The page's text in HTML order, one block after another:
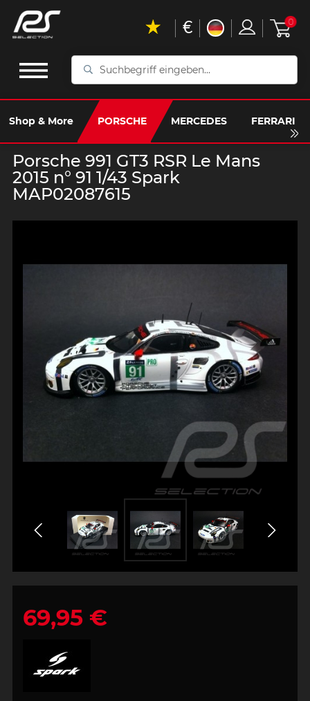
Suchbegriff
Shop & More PORSCHE MERCEDES FERRARI
€ 0
Porsche 991 GT3 RSR Le Mans
2015 n° 91 1/43 Spark
MAP02087615
69,95 €